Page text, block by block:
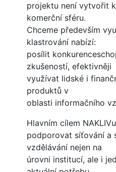
projektu není vytvořit
komerční sféru.
Chceme především
klastrování nabízí:
posílit
zkušeností, efektivněji
využívat lidské i
produktů v
oblasti informačního
Hlavním cílem
podporovat síťování a
vzdělávání nejen na
úrovni institucí, ale i